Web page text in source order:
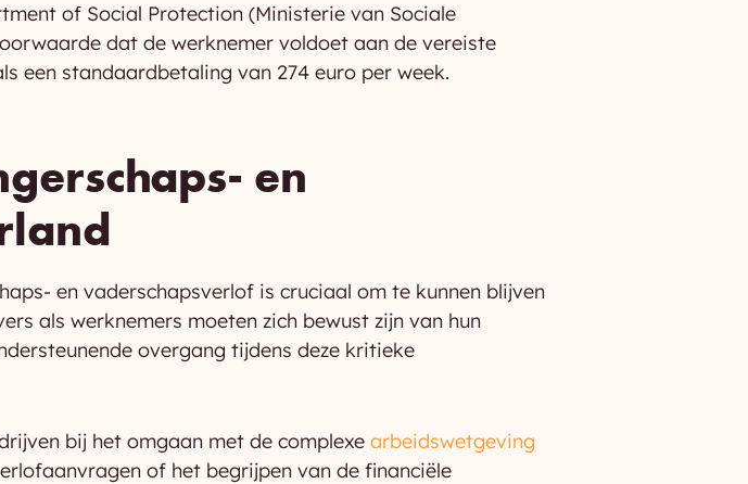
of Social Protection (Ministerie van Sociale
dat de werknemer voldoet aan de vereiste
een standaardbetaling van 274 euro per week.
en
en vaderschapsverlof is cruciaal om te kunnen blijven
als werknemers moeten zich bewust zijn van hun
overgang tijdens deze kritieke
bij het omgaan met de complexe arbeidswetgeving
of het begrijpen van de financiële